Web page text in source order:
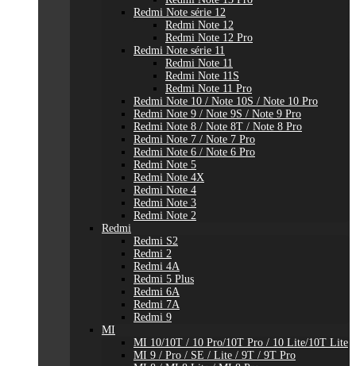
Redmi Note série 12
Redmi Note 12
Redmi Note 12 Pro
Redmi Note série 11
Redmi Note 11
Redmi Note 11S
Redmi Note 11 Pro
Redmi Note 10 / Note 10S / Note 10 Pro
Redmi Note 9 / Note 9S / Note 9 Pro
Redmi Note 8 / Note 8T / Note 8 Pro
Redmi Note 7 / Note 7 Pro
Redmi Note 6 / Note 6 Pro
Redmi Note 5
Redmi Note 4X
Redmi Note 4
Redmi Note 3
Redmi Note 2
Redmi
Redmi S2
Redmi 2
Redmi 4A
Redmi 5 Plus
Redmi 6A
Redmi 7A
Redmi 9
MI
MI 10/10T / 10 Pro/10T Pro / 10 Lite/10T Lite
MI 9 / Pro / SE / Lite / 9T / 9T Pro